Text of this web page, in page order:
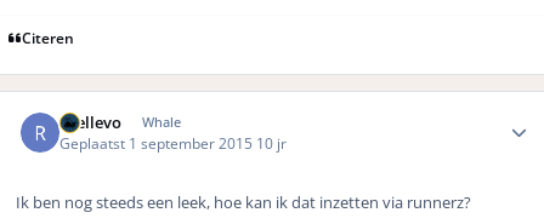
Citeren
rhellevo Whale
Geplaatst 1 september 2015 10 jr
Ik ben nog steeds een leek, hoe kan ik dat inzetten via runnerz?